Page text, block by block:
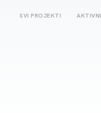
SVI PROJEKTI AKTIVNI